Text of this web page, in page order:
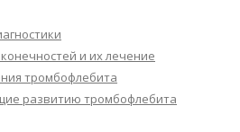
и их лечение
тромбофлебита
развитию тромбофлебита